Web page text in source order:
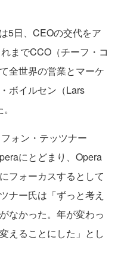
5日、CEOの交代をア
までCCO（チーフ・コ
全世界の営業とマーケ
ボイルセン（Lars
ォン・テッツナー
にとどまり、Opera
フォーカスするとして
ナー氏は「ずっと考え
なかった。年が変わっ
えることにした」とし